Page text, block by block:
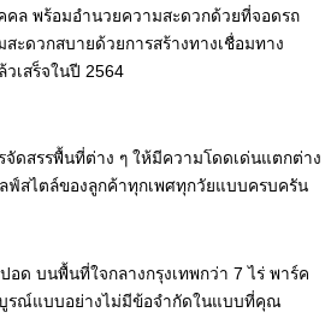
ล พร้อมอำนวยความสะดวกด้วยที่จอดรถ
ะดวกสบายด้วยการสร้างทางเชื่อมทาง
เสร็จในปี 2564
จัดสรรพื้นที่ต่าง ๆ ให้มีความโดดเด่นแตกต่าง
ฟ์สไตล์ของลูกค้าทุกเพศทุกวัยแบบครบครัน
ด บนพื้นที่ใจกลางกรุงเทพกว่า 7 ไร่ พาร์ค
รณ์แบบอย่างไม่มีข้อจำกัดในแบบที่คุณ